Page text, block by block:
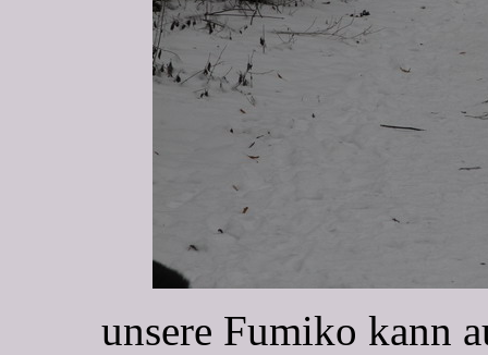
unsere Fumiko kann